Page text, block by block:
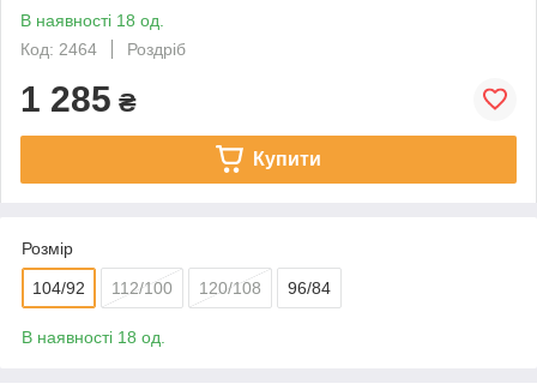
В наявності 18 од.
Код: 2464
Роздріб
1 285 ₴
Купити
Розмір
104/92 112/100 120/108 96/84
В наявності 18 од.